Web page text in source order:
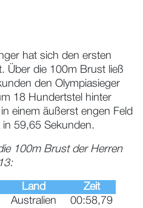
hat sich den ersten
Über die 100m Brust ließ
den Olympiasieger
18 Hundertstel hinter
einem äußerst engen Feld
in 59,65 Sekunden.
100m Brust der Herren
Land
Zeit
Australien 00:58,79